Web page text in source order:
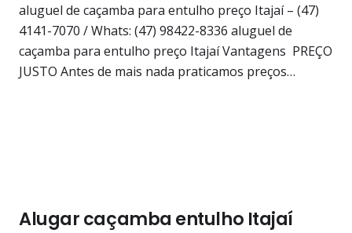
aluguel de caçamba para entulho preço Itajaí – (47)
4141-7070 / Whats: (47) 98422-8336 aluguel de
caçamba para entulho preço Itajaí Vantagens PREÇO
JUSTO Antes de mais nada praticamos preços…
Alugar caçamba entulho Itajaí